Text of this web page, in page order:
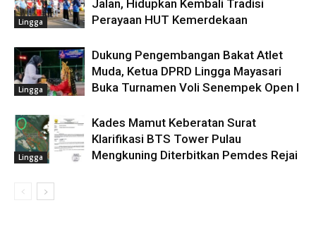
Lingga
Jalan, Hidupkan Kembali Tradisi
Perayaan HUT Kemerdekaan
Lingga
Dukung Pengembangan Bakat Atlet
Muda, Ketua DPRD Lingga Mayasari
Buka Turnamen Voli Senempek Open I
Lingga
Kades Mamut Keberatan Surat
Klarifikasi BTS Tower Pulau
Mengkuning Diterbitkan Pemdes Rejai